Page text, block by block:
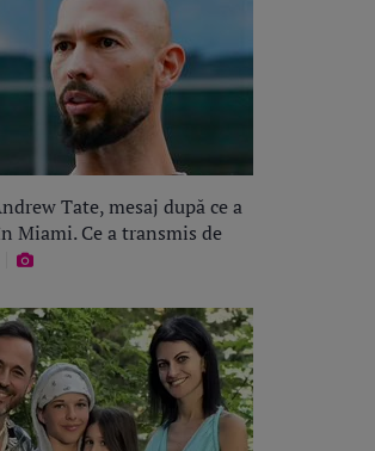
Tate, mesaj după ce a
Miami. Ce a transmis de